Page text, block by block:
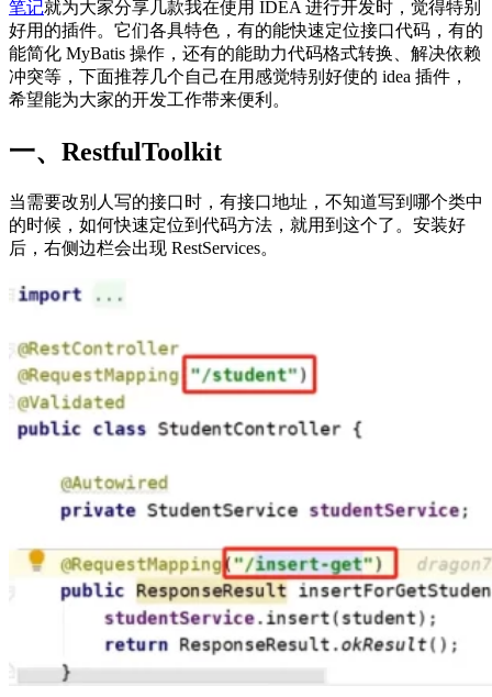
笔记就为大家分享几款我在使用 IDEA 进行开发时，觉得特别
好用的插件。它们各具特色，有的能快速定位接口代码，有的
能简化 MyBatis 操作，还有的能助力代码格式转换、解决依赖
冲突等，下面推荐几个自己在用感觉特别好使的 idea 插件，
希望能为大家的开发工作带来便利。
一、RestfulToolkit
当需要改别人写的接口时，有接口地址，不知道写到哪个类中
的时候，如何快速定位到代码方法，就用到这个了。安装好
后，右侧边栏会出现 RestServices。